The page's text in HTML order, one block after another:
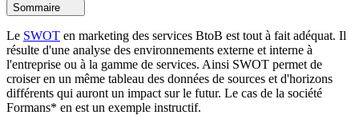
Sommaire
Le SWOT en marketing des services BtoB est tout à fait adéquat. Il
résulte d'une analyse des environnements externe et interne à
l'entreprise ou à la gamme de services. Ainsi SWOT permet de
croiser en un même tableau des données de sources et d'horizons
différents qui auront un impact sur le futur. Le cas de la société
Formans* en est un exemple instructif.